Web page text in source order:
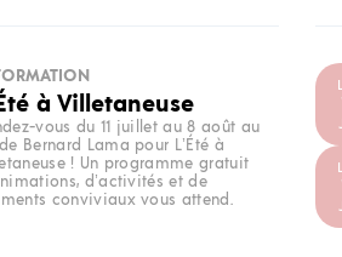
à Villetaneuse
vous du 11 juillet au 8 août au
Bernard Lama pour L’Été à
! Un programme gratuit
d’activités et de
conviviaux vous attend.